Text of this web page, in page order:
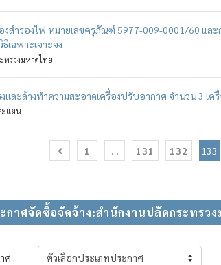
งสำรองไฟ หมายเลขครุภัณฑ์ 5977-009-0001/60 แล
เฉพาะเจาะจง
ทรวงมหาดไทย
และล้างทำความสะอาดเครื่องปรับอากาศ จำนวน 3 เครื่
แผน
1 … 131 132 133
กาศจัดซื้อจัดจ้าง:สำนักงานปลัดกระทรว
ศ :